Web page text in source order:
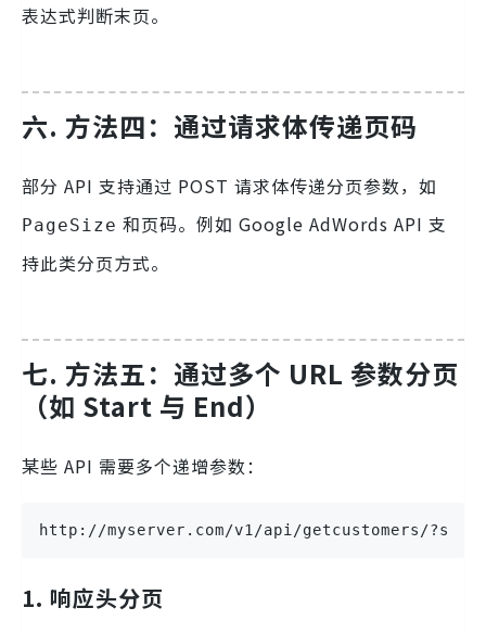
表达式判断末页。
六. 方法四：通过请求体传递页码
部分 API 支持通过 POST 请求体传递分页参数，如
PageSize 和页码。例如 Google AdWords API 支
持此类分页方式。
七. 方法五：通过多个 URL 参数分页
（如 Start 与 End）
某些 API 需要多个递增参数：
http://myserver.com/v1/api/getcustomers/
1. 响应头分页